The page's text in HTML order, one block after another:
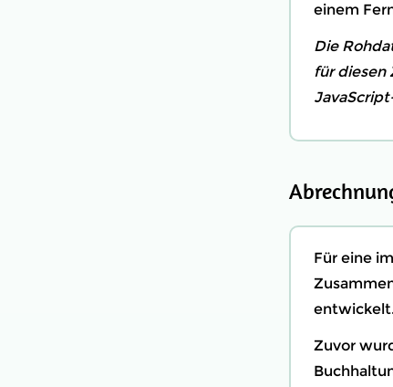
einem
Die
für diesen
Für eine
Zuvor